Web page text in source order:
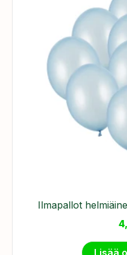
Ilmapallot